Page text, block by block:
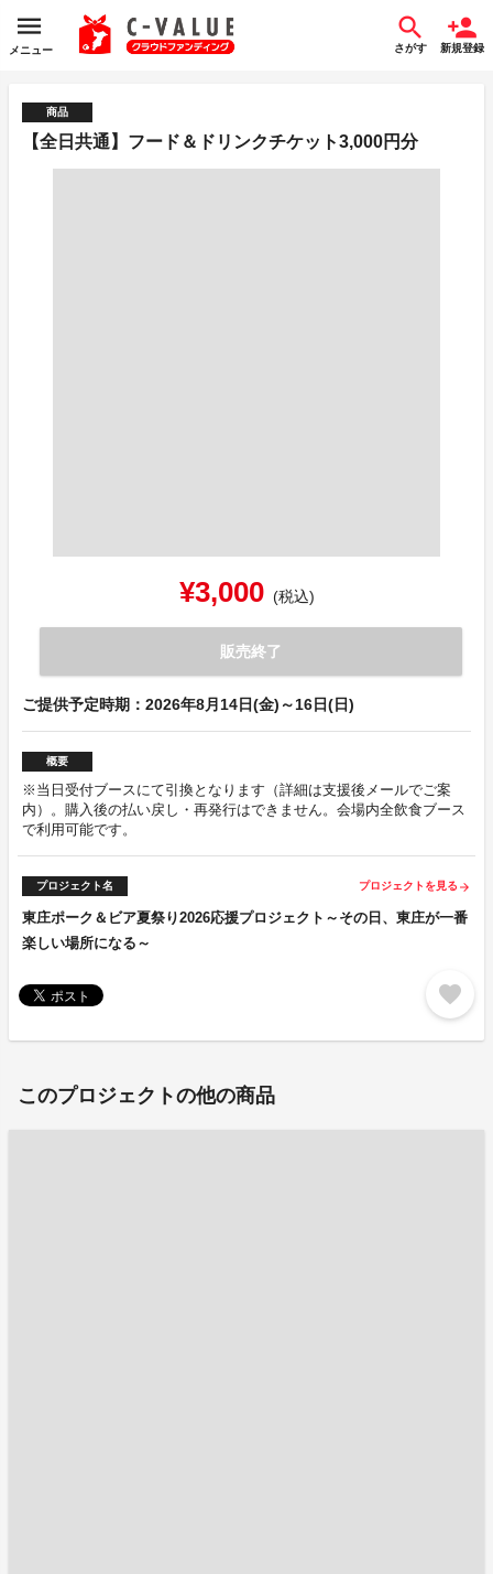
メニュー さがす 新規登録
商品
【全日共通】フード＆ドリンクチケット3,000円分
¥3,000 (税込)
販売終了
ご提供予定時期：2026年8月14日(金)～16日(日)
概要
※当日受付ブースにて引換となります（詳細は支援後メールでご案
内）。購入後の払い戻し・再発行はできません。会場内全飲食ブース
で利用可能です。
プロジェクト名 プロジェクトを見る arrow_forward
東庄ポーク＆ビア夏祭り2026応援プロジェクト～その日、東庄が一番
楽しい場所になる～
favorite
このプロジェクトの他の商品